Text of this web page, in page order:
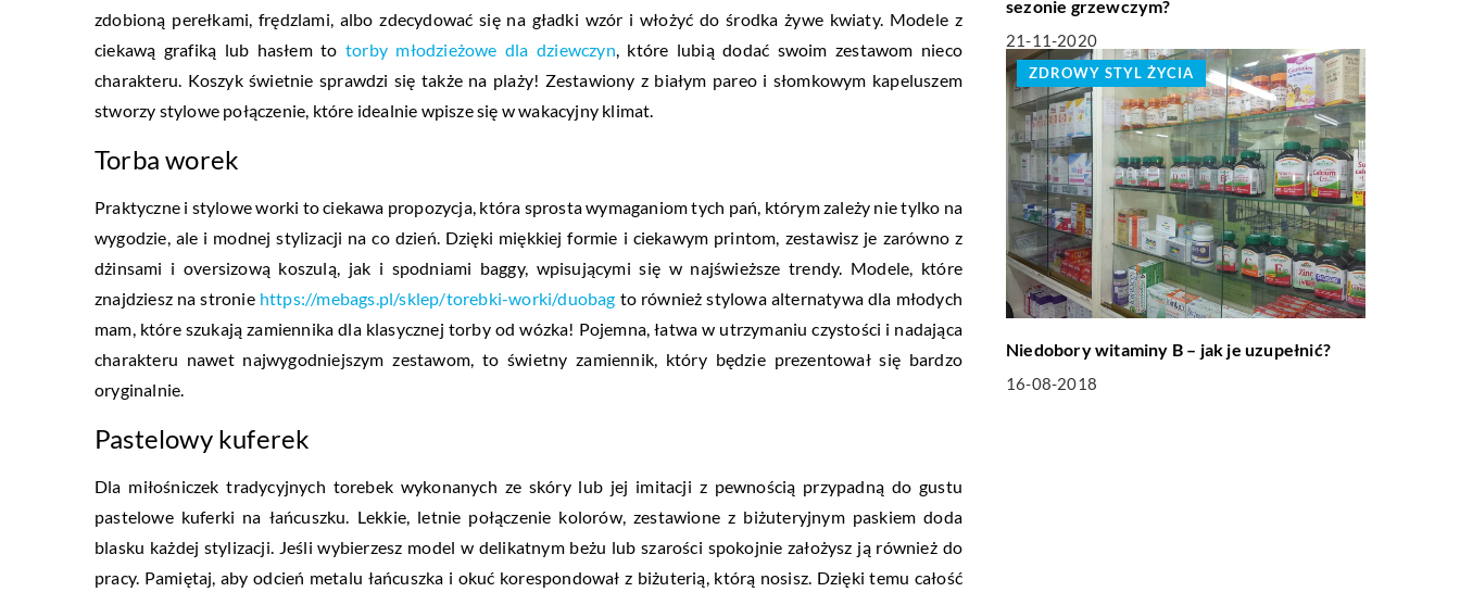
zdobioną perełkami, frędzlami, albo zdecydować się na gładki wzór i włożyć do środka żywe kwiaty. Modele z
ciekawą grafiką lub hasłem to torby młodzieżowe dla dziewczyn, które lubią dodać swoim zestawom nieco
charakteru. Koszyk świetnie sprawdzi się także na plaży! Zestawiony z białym pareo i słomkowym kapeluszem
stworzy stylowe połączenie, które idealnie wpisze się w wakacyjny klimat.
Torba worek
Praktyczne i stylowe worki to ciekawa propozycja, która sprosta wymaganiom tych pań, którym zależy nie tylko na
wygodzie, ale i modnej stylizacji na co dzień. Dzięki miękkiej formie i ciekawym printom, zestawisz je zarówno z
dżinsami i oversizową koszulą, jak i spodniami baggy, wpisującymi się w najświeższe trendy. Modele, które
znajdziesz na stronie https://mebags.pl/sklep/torebki-worki/duobag to również stylowa alternatywa dla młodych
mam, które szukają zamiennika dla klasycznej torby od wózka! Pojemna, łatwa w utrzymaniu czystości i nadająca
charakteru nawet najwygodniejszym zestawom, to świetny zamiennik, który będzie prezentował się bardzo
oryginalnie.
Pastelowy kuferek
Dla miłośniczek tradycyjnych torebek wykonanych ze skóry lub jej imitacji z pewnością przypadną do gustu
pastelowe kuferki na łańcuszku. Lekkie, letnie połączenie kolorów, zestawione z biżuteryjnym paskiem doda
blasku każdej stylizacji. Jeśli wybierzesz model w delikatnym beżu lub szarości spokojnie założysz ją również do
pracy. Pamiętaj, aby odcień metalu łańcuszka i okuć korespondował z biżuterią, którą nosisz. Dzięki temu całość
sezonie grzewczym?
21-11-2020
ZDROWY STYL ŻYCIA
Niedobory witaminy B – jak je uzupełnić?
16-08-2018